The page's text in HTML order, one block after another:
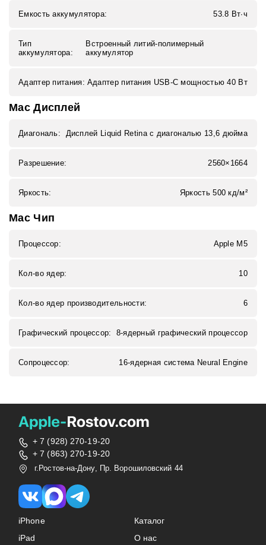
Емкость аккумулятора: 53.8 Вт∙ч
Тип
аккумулятора:
Встроенный литий‑полимерный
аккумулятор
Адаптер питания: Адаптер питания USB‑C мощностью 40 Вт
Mac Дисплей
Диагональ: Дисплей Liquid Retina с диагональю 13,6 дюйма
Разрешение: 2560×1664
Яркость: Яркость 500 кд/м²
Mac Чип
Процессор: Apple M5
Кол-во ядер: 10
Кол-во ядер производительности: 6
Графический процессор: 8‑ядерный графический процессор
Сопроцессор: 16‑ядерная система Neural Engine
+ 7 (928) 270-19-20
+ 7 (863) 270-19-20
г.Ростов-на-Дону, Пр. Ворошиловский 44
iPhone
iPad
Каталог
О нас